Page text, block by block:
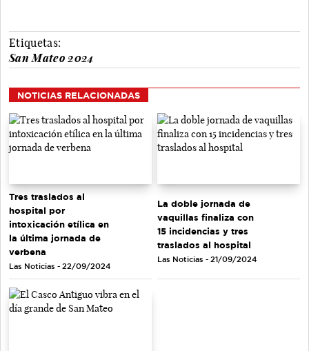
Etiquetas:
San Mateo 2024
NOTICIAS RELACIONADAS
Tres traslados al
hospital por
intoxicación etílica en
la última jornada de
verbena
Las Noticias - 22/09/2024
La doble jornada de
vaquillas finaliza con
15 incidencias y tres
traslados al hospital
Las Noticias - 21/09/2024